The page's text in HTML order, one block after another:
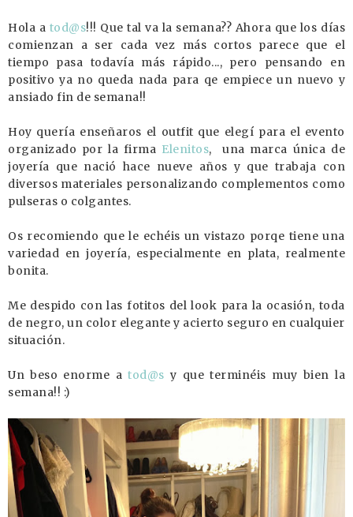
Hola a tod@s!!! Que tal va la semana?? Ahora que los días
comienzan a ser cada vez más cortos parece que el
tiempo pasa todavía más rápido..., pero pensando en
positivo ya no queda nada para qe empiece un nuevo y
ansiado fin de semana!!
Hoy quería enseñaros el outfit que elegí para el evento
organizado por la firma Elenitos, una marca única de
joyería que nació hace nueve años y que trabaja con
diversos materiales personalizando complementos como
pulseras o colgantes.
Os recomiendo que le echéis un vistazo porqe tiene una
variedad en joyería, especialmente en plata, realmente
bonita.
Me despido con las fotitos del look para la ocasión, toda
de negro, un color elegante y acierto seguro en cualquier
situación.
Un beso enorme atod@s y que terminéis muy bien la
semana!! :)